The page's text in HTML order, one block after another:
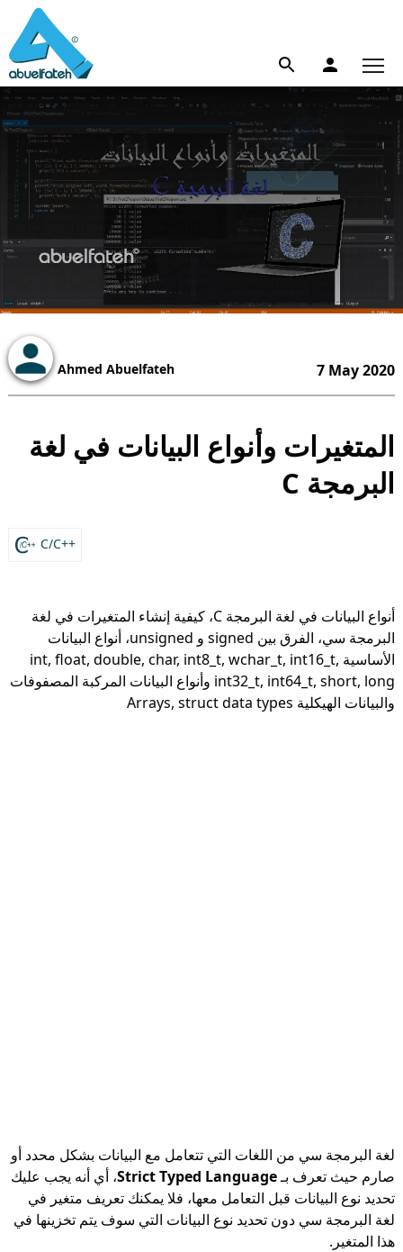
Ahmed Abuelfateh 7 May 2020
المتغيرات وأنواع البيانات في لغة
البرمجة C
C/C++
أنواع البيانات في لغة البرمجة C، كيفية إنشاء المتغيرات في لغة
البرمجة سي، الفرق بين signed و unsigned، أنواع البيانات
الأساسية int, float, double, char, int8_t, wchar_t, int16_t,
int32_t, int64_t, short, long وأنواع البيانات المركبة المصفوفات
والبيانات الهيكلية Arrays, struct data types
لغة البرمجة سي من اللغات التي تتعامل مع البيانات بشكل محدد أو
صارم حيث تعرف بـStrict Typed Language، أي أنه يجب عليك
تحديد نوع البيانات قبل التعامل معها، فلا يمكنك تعريف متغير في
لغة البرمجة سي دون تحديد نوع البيانات التي سوف يتم تخزينها في
هذا المتغير.